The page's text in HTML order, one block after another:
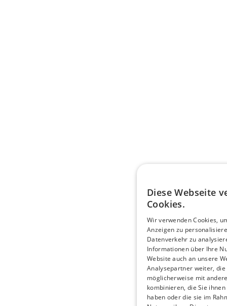
Diese Webseite
Cookies.
Wir verwenden Cookies,
Anzeigen zu
Datenverkehr zu
Informationen über Ihre
Website auch an unsere
Analysepartner weiter, die
möglicherweise mit
kombinieren, die Sie
haben oder die sie im